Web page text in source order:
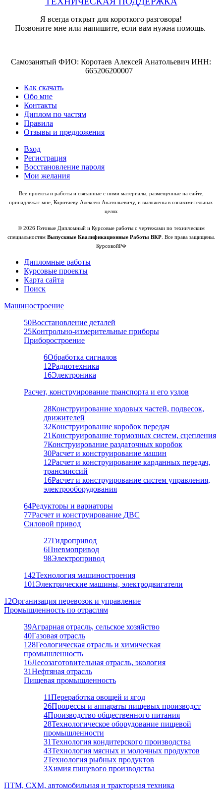
Я всегда открыт для короткого разговора!
Позвоните мне или напишите, если вам нужна помощь.
Самозанятый ФИО: Коротаев Алексей Анатольевич ИНН:
665206200007
Как скачать
Обо мне
Контакты
Диплом по частям
Правила
Отзывы и предложения
Вход
Регистрация
Восстановление пароля
Мои желания
Все проекты и работы и связанные с ними материалы, размещенные на сайте,
принадлежат мне, Коротаеву Алексею Анатольевичу, и выложены в ознакомительных
целях
© 2026 Готовые Дипломный и Курсовые работы с чертежами по техническим
специальностям Выпускные Квалификационные Работы ВКР. Все права защищены.
КурсовойРФ
Дипломные работы
Курсовые проекты
Карта сайта
Поиск
Машиностроение
50Восстановление деталей
25Контрольно-измерительные приборы
Приборостроение
6Обработка сигналов
12Радиотехника
16Электроника
Расчет, конструирование транспорта и его узлов
28Конструирование ходовых частей, подвесок,
движителей
32Конструирование коробок передач
21Конструирование тормозных систем, сцепления
7Конструирование раздаточных коробок
30Расчет и конструирование машин
12Расчет и конструирование карданных передач,
трансмиссий
16Расчет и конструирование систем управления,
электрооборудования
64Редукторы и вариаторы
77Расчет и конструирование ДВС
Силовой привод
27Гидропривод
6Пневмопривод
98Электропривод
142Технология машиностроения
101Электрические машины, электродвигатели
12Организация перевозок и управление
Промышленность по отраслям
39Аграрная отрасль, сельское хозяйство
40Газовая отрасль
128Геологическая отрасль и химическая
промышленность
16Лесозаготовительная отрасль, экология
31Нефтяная отрасль
Пищевая промышленность
11Переработка овощей и ягод
26Процессы и аппараты пищевых производст
4Производство общественного питания
28Технологическое оборудование пищевой
промышленности
31Технология кондитерского производства
43Технология мясных и молочных продуктов
2Технология рыбных продуктов
3Химия пищевого производства
ПТМ, СХМ, автомобильная и тракторная техника